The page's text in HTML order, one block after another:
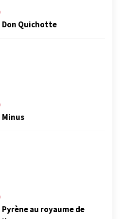
Don Quichotte
Minus
Pyrène au royaume de